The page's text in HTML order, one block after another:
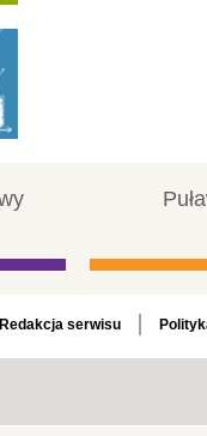
Redakcja serwisu